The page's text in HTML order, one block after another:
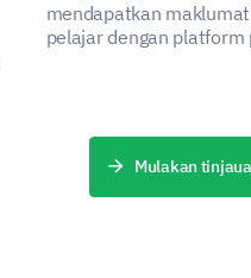
Bagaimana
Perkhidmatan
mendapatkan
pelajar dengan
keberkesanan platform
Mulakan